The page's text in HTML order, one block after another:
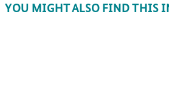
YOU MIGHT ALSO FIND THIS